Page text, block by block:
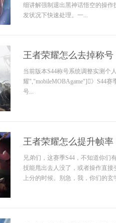
细讲解强制退出黑神话悟空的操
发状况下快速处理。一...
王者荣耀怎么去掉称
当前版本S44称号系统调整实测个
耀","mobileMOBAgame"]》S44
号...
王者荣耀怎么提升帧
兄弟们，这赛季S44，不知道你们
技能甩出去人没了，或者操作直
上分的时候。别急，我，你们的